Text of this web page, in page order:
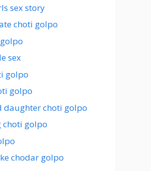
sex story
choti golpo
sex
golpo
golpo
daughter choti golpo
choti golpo
chodar golpo